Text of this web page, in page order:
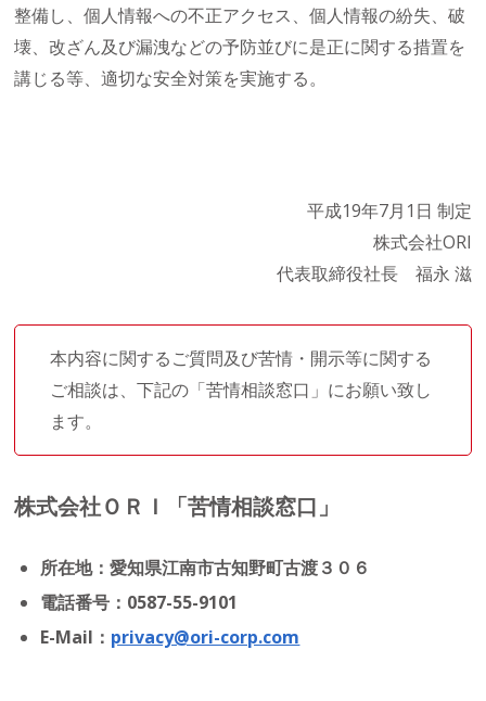
整備し、個人情報への不正アクセス、個人情報の紛失、破
壊、改ざん及び漏洩などの予防並びに是正に関する措置を
講じる等、適切な安全対策を実施する。
平成19年7月1日 制定
株式会社ORI
代表取締役社長 福永 滋
本内容に関するご質問及び苦情・開示等に関する
ご相談は、下記の「苦情相談窓口」にお願い致し
ます。
株式会社ＯＲＩ「苦情相談窓口」
所在地：愛知県江南市古知野町古渡３０６
電話番号：0587-55-9101
E-Mail： privacy@ori-corp.com